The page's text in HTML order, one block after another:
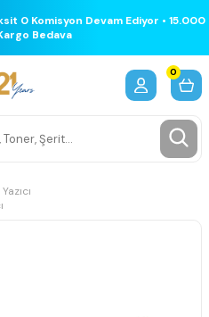
0 Komisyon Devam Ediyor • 15.000
Bedava
0